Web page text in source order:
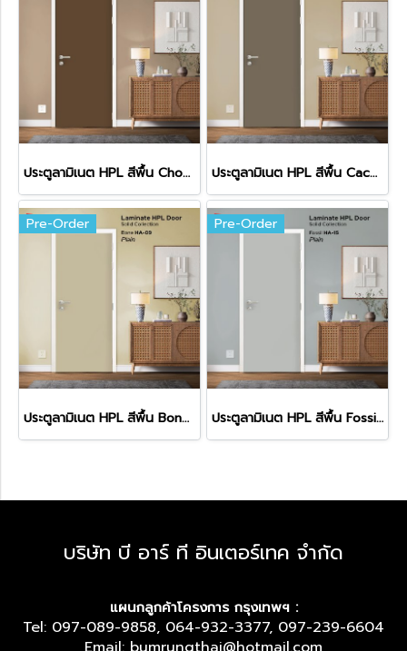
ประตูลามิเนต HPL สีพื้น Chocolate (HA-13) ประตูลามิเนต HPL สีพื้น Cacao (HA-11)
Pre-Order
ประตูลามิเนต HPL สีพื้น Bone (HA-09)
Pre-Order
ประตูลามิเนต HPL สีพื้น Fossil (HA-15)
บริษัท บี อาร์ ที อินเตอร์เทค จำกัด
แผนกลูกค้าโครงการ กรุงเทพฯ :
Tel: 097-089-9858, 064-932-3377, 097-239-6604